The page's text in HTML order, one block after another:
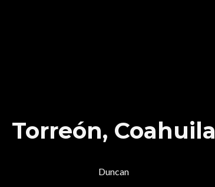
Torreón, Coahuila
Duncan